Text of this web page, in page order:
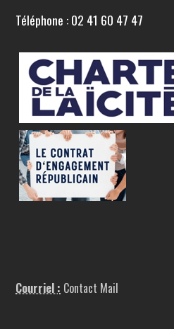
Téléphone : 02 41 60 47 47
Courriel : Contact Mail